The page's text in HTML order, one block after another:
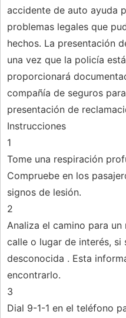
accidente de auto ayuda
problemas legales que
hechos. La presentación
una vez que la policía
proporcionará
compañía de seguros
presentación de
Instrucciones
1
Tome una respiración
Compruebe en los
signos de lesión.
2
Analiza el camino para
calle o lugar de interés, si
desconocida . Esta
encontrarlo.
3
Dial 9-1-1 en el teléfono